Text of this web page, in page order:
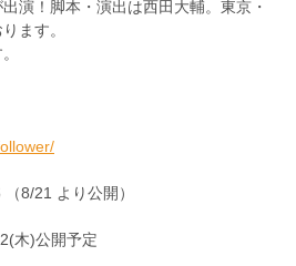
演！脚本・演出は西田大輔。東京・
ます。
8/21 より公開）
木)公開予定